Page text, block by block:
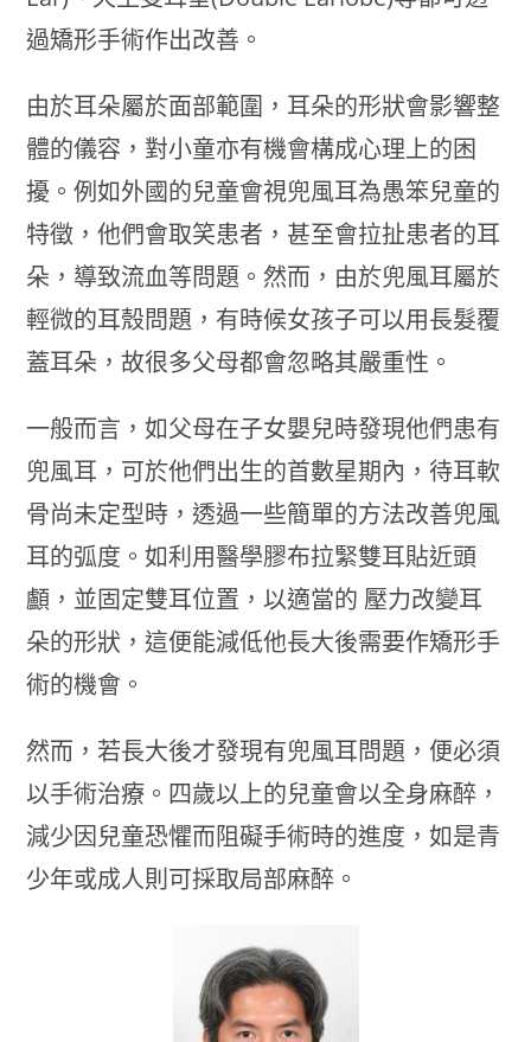
過矯形手術作出改善。
由於耳朵屬於面部範圍，耳朵的形狀會影響整
體的儀容，對小童亦有機會構成心理上的困
擾。例如外國的兒童會視兜風耳為愚笨兒童的
特徵，他們會取笑患者，甚至會拉扯患者的耳
朵，導致流血等問題。然而，由於兜風耳屬於
輕微的耳殼問題，有時候女孩子可以用長髮覆
蓋耳朵，故很多父母都會忽略其嚴重性。
一般而言，如父母在子女嬰兒時發現他們患有
兜風耳，可於他們出生的首數星期內，待耳軟
骨尚未定型時，透過一些簡單的方法改善兜風
耳的弧度。如利用醫學膠布拉緊雙耳貼近頭
顱，並固定雙耳位置，以適當的 壓力改變耳
朵的形狀，這便能減低他長大後需要作矯形手
術的機會。
然而，若長大後才發現有兜風耳問題，便必須
以手術治療。四歲以上的兒童會以全身麻醉，
減少因兒童恐懼而阻礙手術時的進度，如是青
少年或成人則可採取局部麻醉。